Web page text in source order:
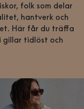
folk som delar
hantverk och
Här får du träffa
gillar tidlöst och